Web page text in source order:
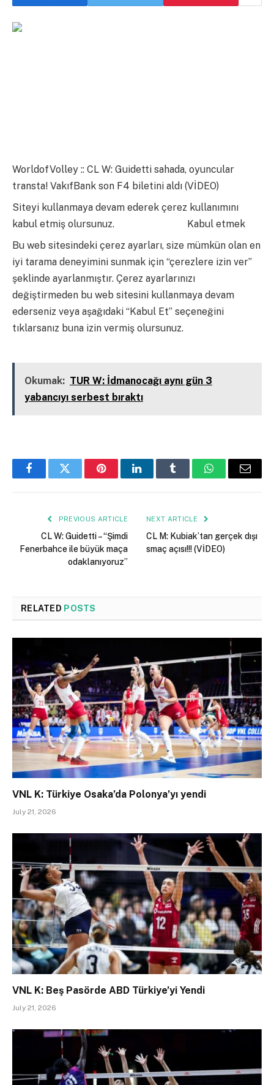
WorldofVolley :: CL W: Guidetti sahada, oyuncular
transta! VakıfBank son F4 biletini aldı (VİDEO)
Siteyi kullanmaya devam ederek çerez kullanımını
kabul etmiş olursunuz.
Kabul etmek
Bu web sitesindeki çerez ayarları, size mümkün olan en
iyi tarama deneyimini sunmak için “çerezlere izin ver”
şeklinde ayarlanmıştır. Çerez ayarlarınızı
değiştirmeden bu web sitesini kullanmaya devam
ederseniz veya aşağıdaki “Kabul Et” seçeneğini
tıklarsanız buna izin vermiş olursunuz.
Okumak: TUR W: İdmanocağı aynı gün 3
yabancıyı serbest bıraktı
FacebookTwitter PinterestLinkedInTumblr WhatsAppEmail
PREVIOUS ARTICLE
CL W: Guidetti – “Şimdi
Fenerbahce ile büyük maça
odaklanıyoruz”
NEXT ARTICLE
CL M: Kubiak’tan gerçek dışı
smaç açısı!!! (VİDEO)
RELATED POSTS
VNL K: Türkiye Osaka’da Polonya’yı yendi
July 21, 2026
VNL K: Beş Pasörde ABD Türkiye’yi Yendi
July 21, 2026